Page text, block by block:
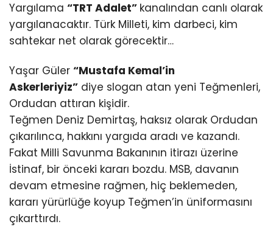
Yargılama “TRT Adalet” kanalından canlı olarak
yargılanacaktır. Türk Milleti, kim darbeci, kim
sahtekar net olarak görecektir…
Yaşar Güler “Mustafa Kemal’in
Askerleriyiz” diye slogan atan yeni Teğmenleri,
Ordudan attıran kişidir.
Teğmen Deniz Demirtaş, haksız olarak Ordudan
çıkarılınca, hakkını yargıda aradı ve kazandı.
Fakat Milli Savunma Bakanının itirazı üzerine
İstinaf, bir önceki kararı bozdu. MSB, davanın
devam etmesine rağmen, hiç beklemeden,
kararı yürürlüğe koyup Teğmen’in üniformasını
çıkarttırdı.